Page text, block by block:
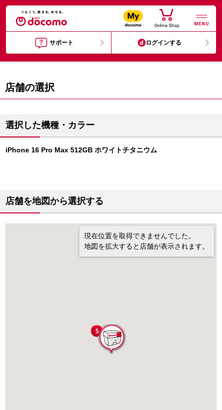
MENU
サポート ログインする
店舗の選択
選択した機種・カラー
iPhone 16 Pro Max 512GB ホワイトチタニウム
店舗を地図から選択する
現在位置を取得できませんでした。
地図を拡大すると店舗が表示されます。